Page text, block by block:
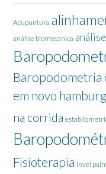
Acupuntura
análise biomecanica
Baropodometria
em novo
na corrida
Fisioterapia invel